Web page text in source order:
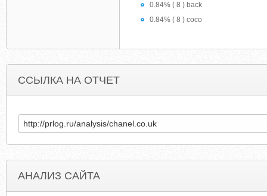
0.84% ( 8 ) back
0.84% ( 8 ) coco
ССЫЛКА НА ОТЧЕТ
АНАЛИЗ САЙТА